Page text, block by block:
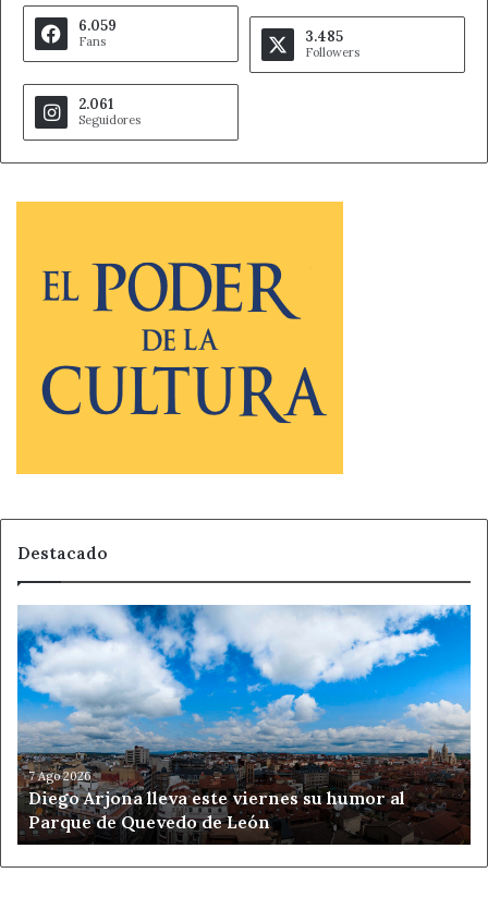
6.059
Fans 3.485
Followers
2.061
Seguidores
Destacado
Diego
Arjona
lleva
este
viernes
su
humor
al
Parque
de
Quevedo
de
7 Ago 2026
Diego Arjona lleva este viernes su humor al
Parque de Quevedo de León